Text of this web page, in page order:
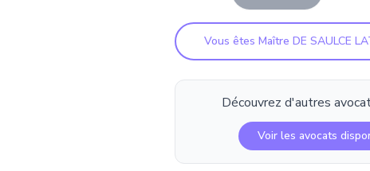
Vous êtes Maître DE SAULCE
Découvrez d'autres
Voir les avocats